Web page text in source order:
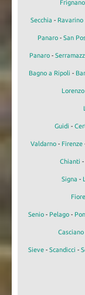
Frignano
Secchia - Ravarino
Panaro- San
Panaro-
Bagno a Ripoli -
Lorenzo
Guidi -
Valdarno- Firenze
Chianti -
Signa -
Senio- Pelago-
Sieve- Scandicci -